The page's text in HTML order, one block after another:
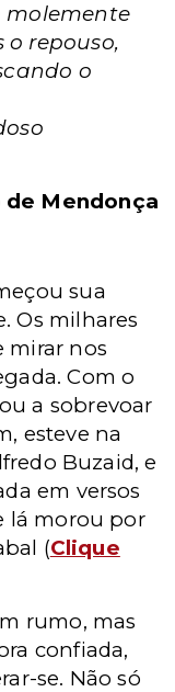
molemente
repouso,
o
de Mendonça
sua
Os milhares
mirar nos
Com o
a sobrevoar
esteve na
Buzaid, e
em versos
lá morou por
(Clique
rumo, mas
confiada,
se. Não só